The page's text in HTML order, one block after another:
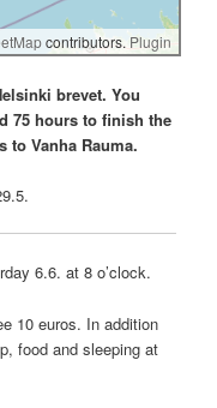
contributors. Plugin
brevet. You
75 hours to finish the
to Vanha Rauma.
6.6. at 8 o’clock.
10 euros. In addition
food and sleeping at